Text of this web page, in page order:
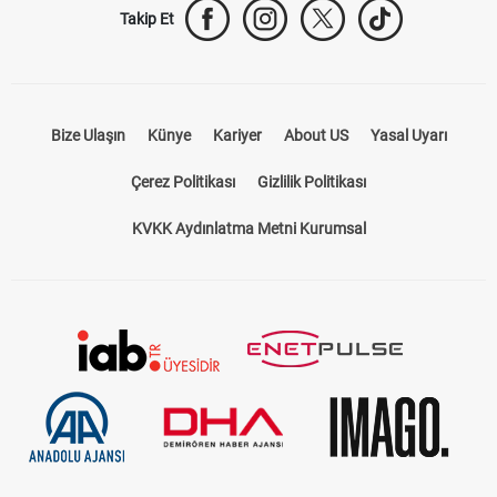
Künye Kariyer About US
Çerez Politikası Gizlilik Politikası